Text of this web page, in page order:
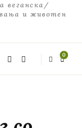
веганска/
и животен
0